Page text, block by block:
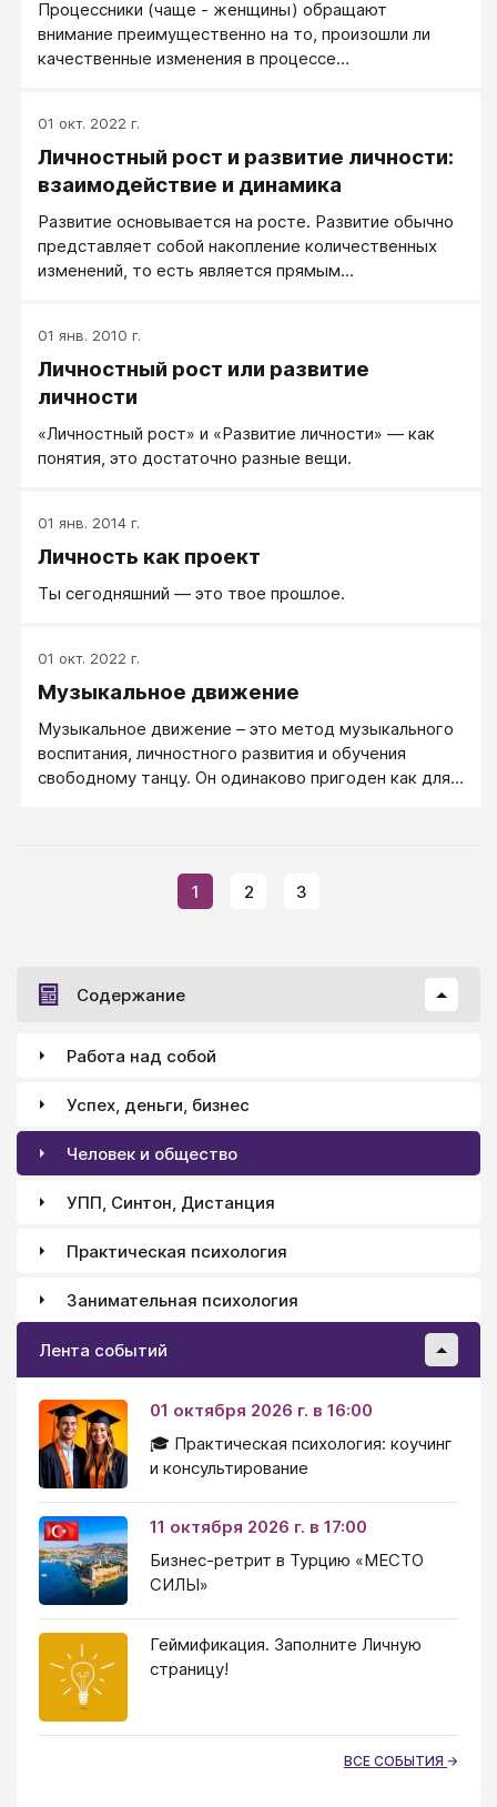
Процессники (чаще - женщины) обращают
внимание преимущественно на то, произошли ли
качественные изменения в процессе
преимущественно на результат, произошли ли
качественные изменения в объективных, внешних,
итоговых показателях. Например: девушка была
долларов, боялась высоты и темноты и и была
уверена, что она обычная серая мышка. После
прохождения тренингов она перестала бояться
художника и начала продавать свои картины.
01 окт. 2022 г.
Личностный рост и развитие личности:
взаимодействие и динамика
Развитие основывается на росте. Развитие обычно
представляет собой накопление количественных
изменений, то есть является прямым
получил новый уровень). Рост и развитие
чередуются этапами как горизонтальное и
вертикальное движение: происходит накопление
происходит резкий скачок, переход на новый
уровень (произошло развитие, скачок вверх), далее
горизонтальное движение).
01 янв. 2010 г.
Личностный рост или развитие
личности
«Личностный рост» и «Развитие личности» — как
понятия, это достаточно разные вещи.
01 янв. 2014 г.
Личность как проект
Ты сегодняшний — это твое прошлое.
01 окт. 2022 г.
Музыкальное движение
Музыкальное движение – это метод музыкального
воспитания, личностного развития и обучения
свободному танцу. Он одинаково пригоден как для
попытки применить его элементы в работе с
проблемными детьми, например, страдающими
1 2 3
Содержание
Работа над собой
Успех, деньги, бизнес
Человек и общество
УПП, Синтон, Дистанция
Практическая психология
Занимательная психология
Лента событий
01 октября 2026 г. в 16:00
🎓 Практическая психология: коучинг
и консультирование
11 октября 2026 г. в 17:00
Бизнес-ретрит в Турцию «МЕСТО
СИЛЫ»
Геймификация. Заполните Личную
страницу!
ВСЕ СОБЫТИЯ